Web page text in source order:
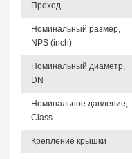
Проход
Номинальный размер,
NPS (inch)
Номинальный диаметр,
DN
Номинальное давление,
Class
Крепление крышки